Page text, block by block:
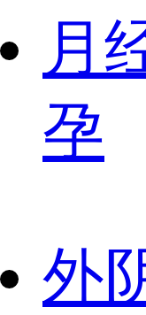
月
孕
外